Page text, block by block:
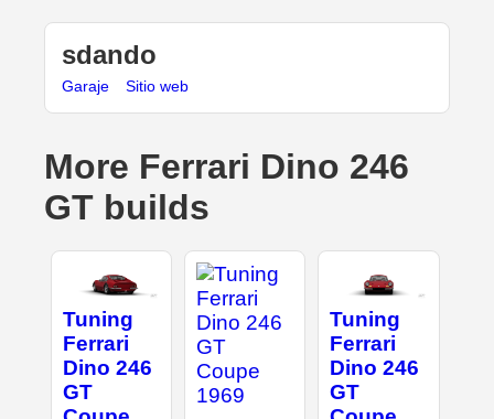
sdando
Garaje Sitio web
More Ferrari Dino 246
GT builds
Tuning
Ferrari
Dino 246
GT
Tuning
Ferrari
Dino 246
GT